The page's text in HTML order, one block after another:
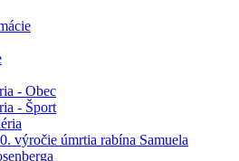
- Obec
- Šport
výročie úmrtia rabína Samuela